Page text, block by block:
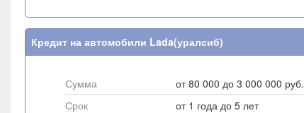
Кредит на автомобили Lada(уралсиб)
Сумма
от 80 000 до 3 000 000 руб.
Срок
от 1 года до 5 лет